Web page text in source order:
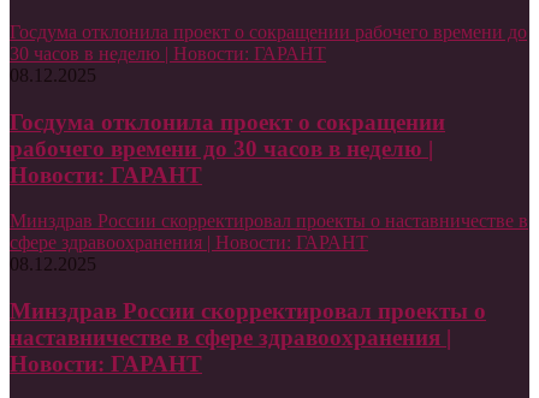
Госдума отклонила проект о сокращении рабочего времени до
30 часов в неделю | Новости: ГАРАНТ
08.12.2025
Госдума отклонила проект о сокращении
рабочего времени до 30 часов в неделю |
Новости: ГАРАНТ
Минздрав России скорректировал проекты о наставничестве в
сфере здравоохранения | Новости: ГАРАНТ
08.12.2025
Минздрав России скорректировал проекты о
наставничестве в сфере здравоохранения |
Новости: ГАРАНТ